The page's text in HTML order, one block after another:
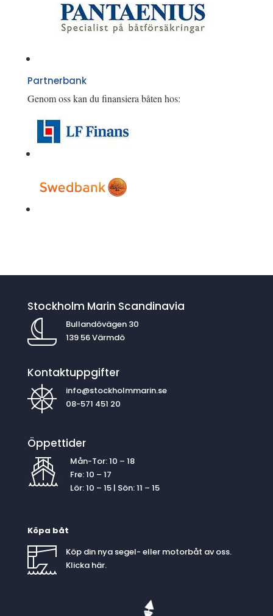
Partnerbank
Genom oss kan du finansiera båten hos:
Stockholm Marin Scandinavia
Bullandövägen 30
139 56 Värmdö
Kontaktuppgifter
info@stockholmmarin.se
08-571 451 20
Öppettider
Mån-Tor: 10 – 18
Fre: 10 – 17
Lör: 10 – 15 | Sön: 11 – 15
Köpa båt
Köp din nya segel- eller motorbåt av oss.
Klicka här.